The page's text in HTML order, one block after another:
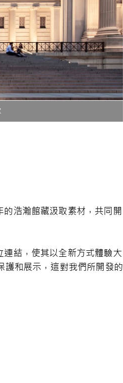
浩瀚館藏汲取素材，共同開
結，使其以全新方式體驗大
護和展示，這對我們所開發的